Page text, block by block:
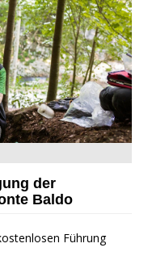
da Stua am Monte
der
Baldo
Führung